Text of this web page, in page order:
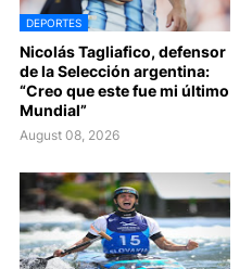
DEPORTES
Nicolás Tagliafico, defensor
de la Selección argentina:
“Creo que este fue mi último
Mundial”
August 08, 2026